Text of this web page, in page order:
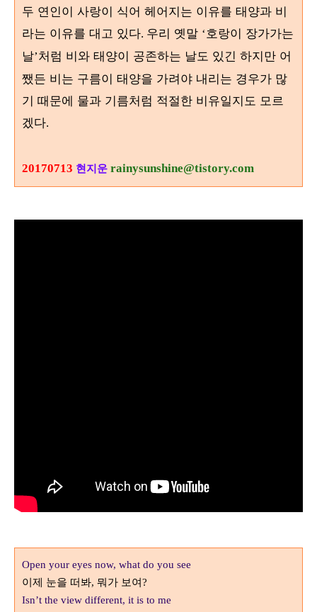
두 연인이 사랑이 식어 헤어지는 이유를 태양과 비
라는 이유를 대고 있다. 우리 옛말 ‘호랑이 장가가는
날’처럼 비와 태양이 공존하는 날도 있긴 하지만 어
쨌든 비는 구름이 태양을 가려야 내리는 경우가 많
기 때문에 물과 기름처럼 적절한 비유일지도 모르
겠다.
20170713 현지운 rainysunshine@tistory.com
Open your eyes now, what do you see
이제 눈을 떠봐, 뭐가 보여?
Isn’t the view different, it is to me